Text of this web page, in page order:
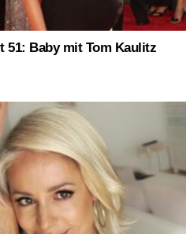
51: Baby mit Tom Kaulitz